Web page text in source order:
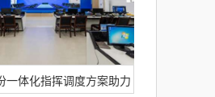
一体化指挥调度方案助力